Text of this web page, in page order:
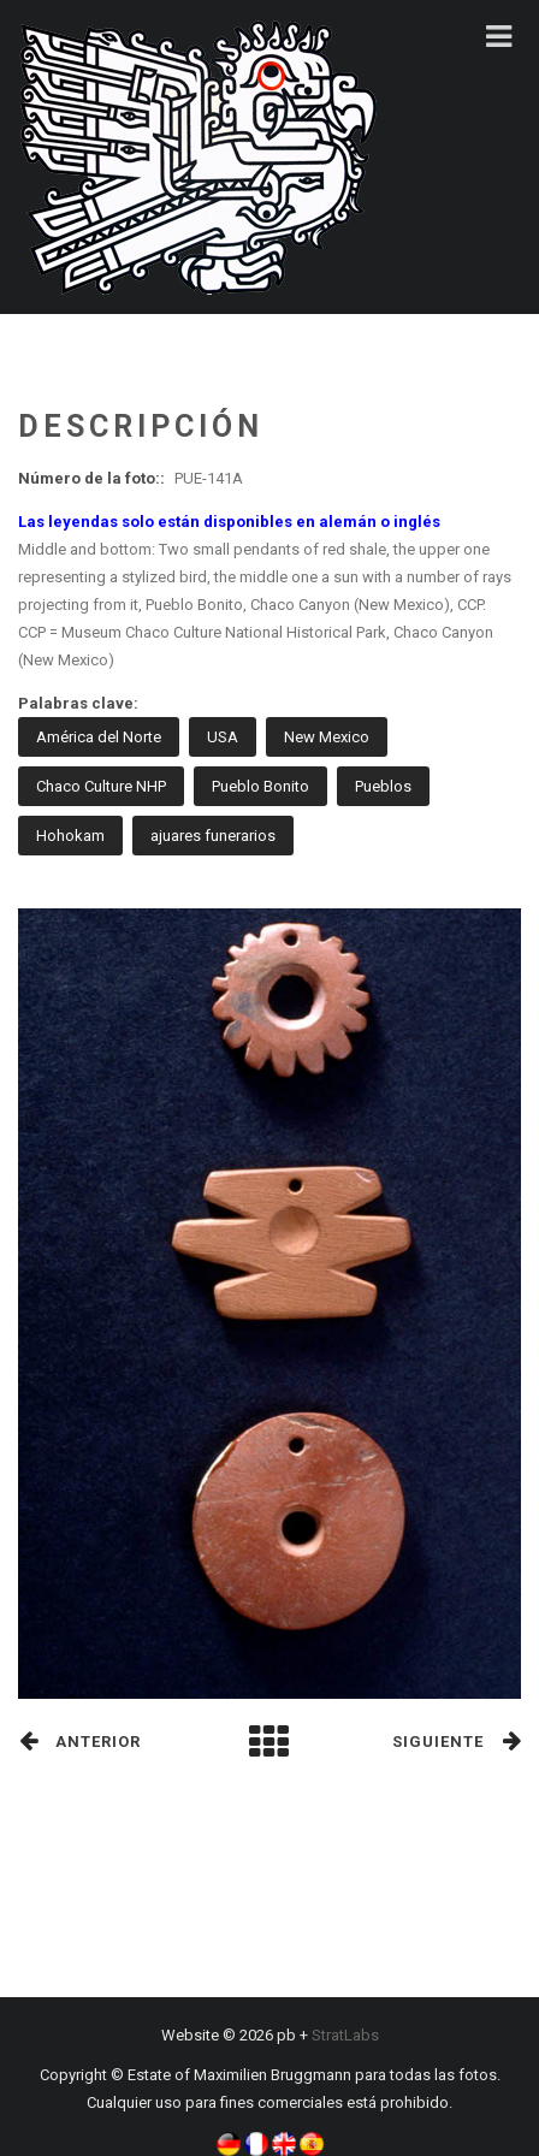
DESCRIPCIÓN
Número de la foto:: PUE-141A
Las leyendas solo están disponibles en alemán o inglés
Middle and bottom: Two small pendants of red shale, the upper one
representing a stylized bird, the middle one a sun with a number of rays
projecting from it, Pueblo Bonito, Chaco Canyon (New Mexico), CCP.
CCP = Museum Chaco Culture National Historical Park, Chaco Canyon
(New Mexico)
Palabras clave:
América del Norte
USA New Mexico
Chaco Culture NHP Pueblo Bonito Pueblos
Hohokam ajuares funerarios
ANTERIOR SIGUIENTE
Website © 2026 pb + StratLabs
Copyright © Estate of Maximilien Bruggmann para todas las fotos.
Cualquier uso para fines comerciales está prohibido.